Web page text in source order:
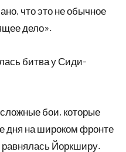
что это не обычное
дело».
битва у Сиди-
бои, которые
дня на широком фронте
равнялась Йоркширу.